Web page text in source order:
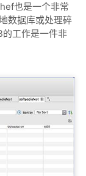
也是一个非常
数据库或处理碎
工作是一件非